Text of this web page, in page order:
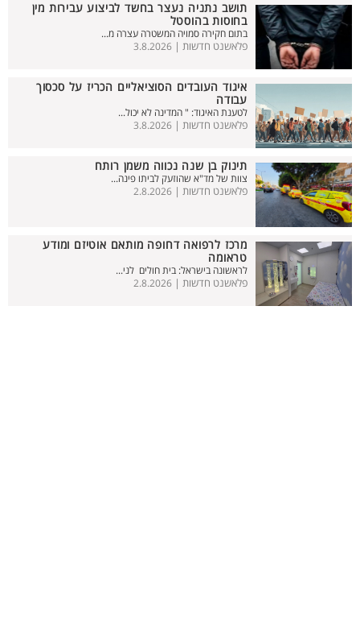
תושב נתניה נעצר בחשד לביצוע עבירות מין
בחוסות בהוסטל
בתום חקירה סמויה המשטרה עצרה מ...
פלאשנט חדשות | 3.8.2026
איגוד העובדים הסוציאליים הכריז על סכסוך
עבודה
לטענת האיגוד: " המדינה לא יכול...
פלאשנט חדשות | 3.8.2026
תינוק בן שנה נכווה משמן רותח
צוות של מד"א שהוזעק לביתו פינה...
פלאשנט חדשות | 2.8.2026
מרכז לרפואה דחופה מותאם אוטיזם ומודע
טראומה
לראשונה בישראל: בית חולים לני...
פלאשנט חדשות | 2.8.2026